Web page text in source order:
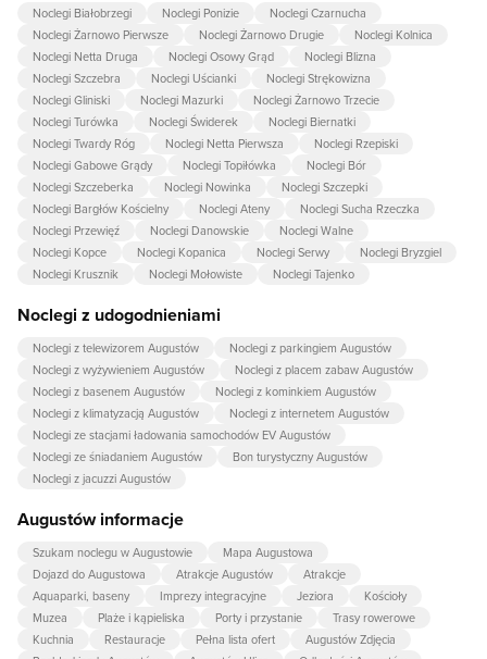
Noclegi Białobrzegi Noclegi Ponizie
Noclegi Czarnucha
Noclegi Żarnowo Pierwsze
Noclegi Żarnowo Drugie
Noclegi Kolnica
Noclegi Netta Druga
Noclegi Osowy Grąd
Noclegi Blizna
Noclegi Szczebra
Noclegi Uścianki
Noclegi Strękowizna
Noclegi Gliniski
Noclegi Mazurki
Noclegi Żarnowo Trzecie
Noclegi Turówka
Noclegi Świderek
Noclegi Biernatki
Noclegi Twardy Róg
Noclegi Netta Pierwsza
Noclegi Rzepiski
Noclegi Gabowe Grądy
Noclegi Topiłówka
Noclegi Bór
Noclegi Szczeberka
Noclegi Nowinka
Noclegi Szczepki
Noclegi Bargłów Kościelny
Noclegi Ateny
Noclegi Sucha Rzeczka
Noclegi Przewięź
Noclegi Danowskie
Noclegi Walne
Noclegi Kopce
Noclegi Kopanica Noclegi Serwy
Noclegi Bryzgiel
Noclegi Krusznik
Noclegi Mołowiste Noclegi Tajenko
Noclegi z udogodnieniami
Noclegi z telewizorem Augustów
Noclegi z parkingiem Augustów
Noclegi z wyżywieniem Augustów
Noclegi z placem zabaw Augustów
Noclegi z basenem Augustów
Noclegi z kominkiem Augustów
Noclegi z klimatyzacją Augustów
Noclegi z internetem Augustów
Noclegi ze stacjami ładowania samochodów EV Augustów
Noclegi ze śniadaniem Augustów
Bon turystyczny Augustów
Noclegi z jacuzzi Augustów
Augustów informacje
Szukam noclegu w Augustowie
Mapa Augustowa
Dojazd do Augustowa
Atrakcje Augustów
Atrakcje
Aquaparki, baseny
Imprezy integracyjne Jeziora
Kościoły
Muzea
Plaże i kąpieliska Porty i przystanie
Trasy rowerowe
Kuchnia
Restauracje Pełna lista ofert
Augustów Zdjęcia